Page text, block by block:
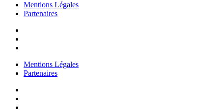
Mentions Légales
Partenaires
Mentions Légales
Partenaires